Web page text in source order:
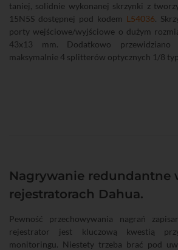
taniej, solidnie wykonanej skrzynki z
15N5S dostępnej pod kodem L54036.
porty wejściowe/wyjściowe o dużym
43x13 mm. Dodatkowo
maksymalnie 4 splitterów optycznych 1/8
Nagrywanie redundantne
rejestratorach Dahua.
Pewność przechowywania nagrań
rejestrator jest kluczową kwestią
monitoringu. Niestety trzeba brać pod